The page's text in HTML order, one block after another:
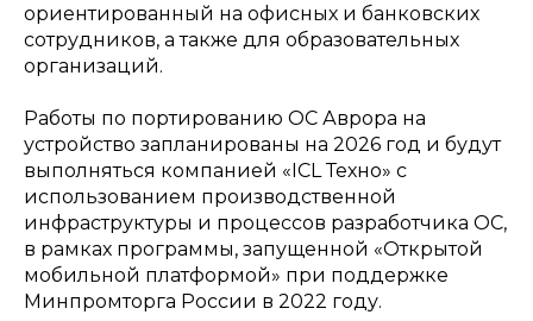
ориентированный на офисных и банковских
cотрудников, а также для образовательных
организаций.
Работы по портированию ОС Аврора на
устройство запланированы на 2026 год и будут
выполняться компанией «ICL Техно» с
использованием производственной
инфраструктуры и процессов разработчика ОС,
в рамках программы, запущенной «Открытой
мобильной платформой» при поддержке
Минпромторга России в 2022 году.